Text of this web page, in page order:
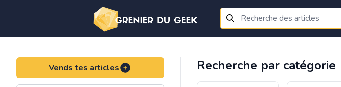
Vends tes articles Recherche par catégorie